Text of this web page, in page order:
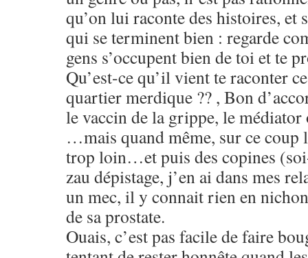
qu’on lui raconte des histoires, et
qui se terminent bien : regarde
gens s’occupent bien de toi et te
Qu’est-ce qu’il vient te raconter
quartier merdique ?? , Bon
le vaccin de la grippe, le
…mais quand même, sur ce coup
trop loin…et puis des copines
zau dépistage, j’en ai dans mes
un mec, il y connait rien en
de sa prostate.
Ouais, c’est pas facile de faire